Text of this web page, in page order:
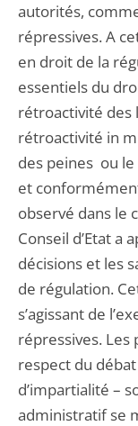
autorités,
répressives. A
en droit de la
essentiels du
rétroactivité des
rétroactivité in
des peines ou
et
observé dans le
Conseil d’Etat a
décisions et les
de régulation.
s’agissant de
répressives. Les
respect du
d’impartialité –
administratif se